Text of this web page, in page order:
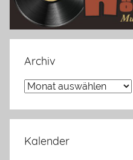
Archiv
Archiv
Kalender